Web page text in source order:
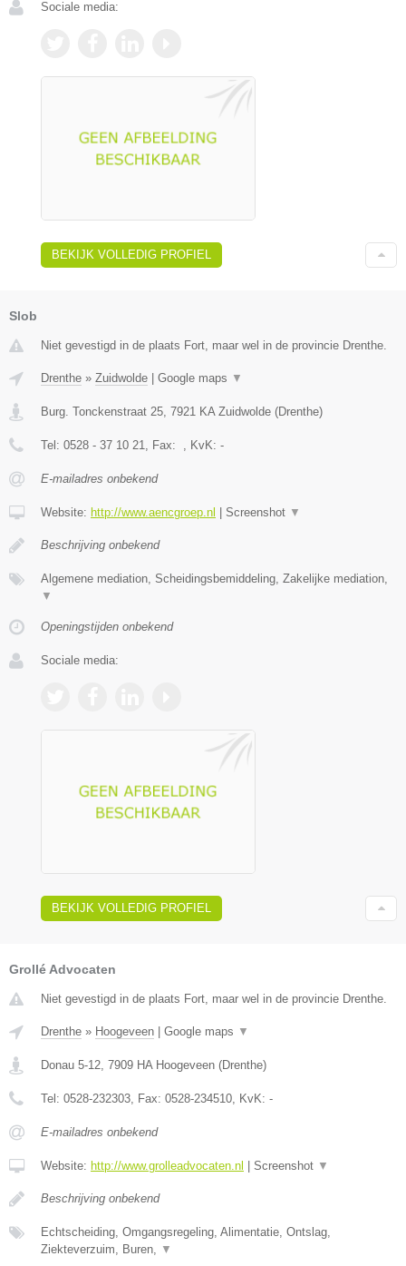
Sociale media:
BEKIJK VOLLEDIG PROFIEL
Slob
Niet gevestigd in de plaats Fort, maar wel in de provincie Drenthe.
Drenthe » Zuidwolde Google maps ▼
Burg. Tonckenstraat 25, 7921 KA Zuidwolde (Drenthe)
Tel: 0528 - 37 10 21, Fax: , KvK: -
E-mailadres onbekend
Website: http://www.aencgroep.nl Screenshot ▼
Beschrijving onbekend
Algemene mediation, Scheidingsbemiddeling, Zakelijke mediation,
▼
Openingstijden onbekend
Sociale media:
BEKIJK VOLLEDIG PROFIEL
Grollé Advocaten
Niet gevestigd in de plaats Fort, maar wel in de provincie Drenthe.
Drenthe » Hoogeveen Google maps ▼
Donau 5-12 7909 HA Hoogeveen (Drenthe)
Tel: 0528-232303 , Fax: 0528-234510 , KvK: -
E-mailadres onbekend
Website: http://www.grolleadvocaten.nl Screenshot ▼
Beschrijving onbekend
Echtscheiding, Omgangsregeling, Alimentatie, Ontslag,
Ziekteverzuim, Buren,
▼